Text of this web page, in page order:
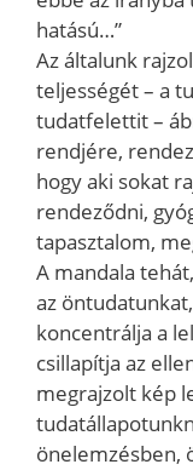
hatású…”
Az általunk
teljességét – a
tudatfelettit –
rendjére,
hogy aki sokat
rendeződni,
tapasztalom,
A mandala
az
koncentrálja a
csillapítja az
megrajzolt kép
önelemzésben,